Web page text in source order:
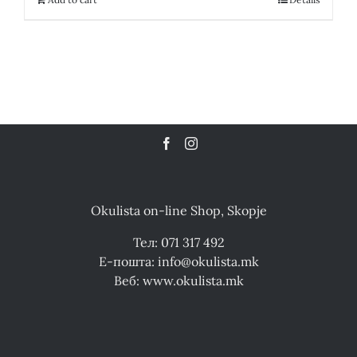
Okulista on-line Shop, Skopje
Тел: 071 317 492
Е-пошта: info@okulista.mk
Веб: www.okulista.mk